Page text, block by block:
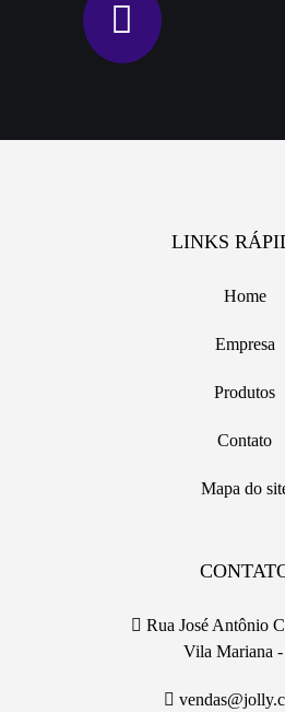
LINKS
Home
Empresa
Produtos
Contato
Mapa do
Rua José Antônio
Vila Mariana -